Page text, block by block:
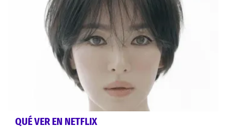
QUÉ VER EN NETFLIX